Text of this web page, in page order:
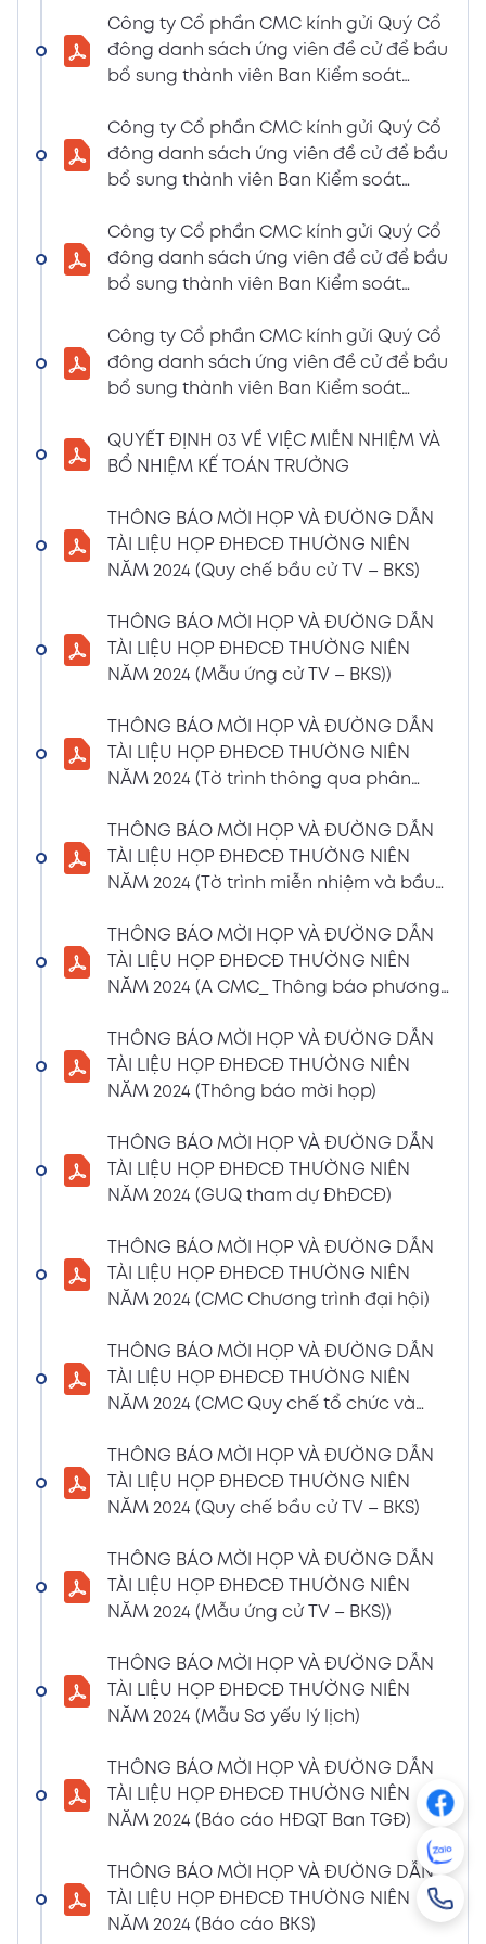
LIỆU HỌP ĐHĐCĐ THƯỜNG NIÊN NĂM 2024
(Tờ trình miễn nhiệm và bầu bổ sung TV –
6:07 PM
THÔNG BÁO MỜI HỌP VÀ ĐƯỜNG DẪN TÀI
LIỆU HỌP ĐHĐCĐ THƯỜNG NIÊN NĂM 2024
ứng cử TV – BKS)
02/04/2024
6:07 PM
LIỆU HỌP ĐHĐCĐ THƯỜNG NIÊN NĂM 2024
(The Biểu quyết)
Xem PDF
02/04/2024
THÔNG BÁO MỜI HỌP VÀ ĐƯỜNG DẪN TÀI
LIỆU HỌP ĐHĐCĐ THƯỜNG NIÊN NĂM 2024
(Phiếu Biểu quyết)
02/04/2024
6:07 PM
LIỆU HỌP ĐHĐCĐ THƯỜNG NIÊN NĂM 2024
(Phiếu Bầu bổ sung thành viên BKS)
Xem PDF
02/04/2024
THÔNG BÁO MỜI HỌP VÀ ĐƯỜNG DẪN TÀI
LIỆU HỌP ĐHĐCĐ THƯỜNG NIÊN NĂM 2024
(Dự thảo biên bản họp ĐHĐCĐ)
Xem PDF
6:07 PM
THÔNG BÁO MỜI HỌP VÀ ĐƯỜNG DẪN TÀI
LIỆU HỌP ĐHĐCĐ THƯỜNG NIÊN NĂM
01/04/2024
4:00 PM
CBTT về việc nhận được Đơn từ nhiệm vị trí
Thùy Giang và bà Nguyễn Hồng Oanh
04/03/2024
11:29 AM
hiện quyền tham dự ĐHĐCĐ thường niên
năm 2024
Xem PDF
30/01/2024
BÁO CÁO TÌNH HÌNH QUẢN TRỊ NĂM 2023
17/01/2024
Nghị quyết HĐQT số 02 về việc CMC thông
qua việc chốt ngày đăng ký cuối cùng để
thực hiện quyền nhận lãi Trái Phiếu
Xem PDF
NGHỊ QUYẾT SỐ 01/2024/NQ-HĐQT VỀ VIỆC
GÓP VỐN THÀNH LẬP CÔNG TY TNHH ĐẦU
08/01/2024
4:38 PM
CHỨNG NHẬN ĐĂNG KÝ HOẠT ĐỘNG CHI
NHÁNH MÃ SỐ 2600106523-002
Xem PDF
04/01/2024
CBTT VỀ QUYẾT ĐỊNH MIỄN NHIỆM PTGĐ
04/01/2024
CBTT VỀ QUYẾT ĐỊNH BỔ NHIỆM PTGĐ KHỐI
HỖ TRỢ
Xem PDF
18/12/2023
4:48 PM
Công ty Cổ phần CMC kính gửi Quý Cổ
đông danh sách ứng viên đề cử để bầu
bổ sung thành viên Ban Kiểm soát
Huyền)
Công ty Cổ phần CMC kính gửi Quý Cổ
đông danh sách ứng viên đề cử để bầu
bổ sung thành viên Ban Kiểm soát
Huyền)
Công ty Cổ phần CMC kính gửi Quý Cổ
đông danh sách ứng viên đề cử để bầu
bổ sung thành viên Ban Kiểm soát
Huyền)
Công ty Cổ phần CMC kính gửi Quý Cổ
đông danh sách ứng viên đề cử để bầu
bổ sung thành viên Ban Kiểm soát
Huyền)
QUYẾT ĐỊNH 03 VỀ VIỆC MIỄN NHIỆM VÀ
BỔ NHIỆM KẾ TOÁN TRƯỞNG
THÔNG BÁO MỜI HỌP VÀ ĐƯỜNG DẪN
TÀI LIỆU HỌP ĐHĐCĐ THƯỜNG NIÊN
NĂM 2024 (Quy chế bầu cử TV – BKS)
THÔNG BÁO MỜI HỌP VÀ ĐƯỜNG DẪN
TÀI LIỆU HỌP ĐHĐCĐ THƯỜNG NIÊN
NĂM 2024 (Mẫu ứng cử TV – BKS))
THÔNG BÁO MỜI HỌP VÀ ĐƯỜNG DẪN
TÀI LIỆU HỌP ĐHĐCĐ THƯỜNG NIÊN
NĂM 2024 (Tờ trình thông qua phân
BKS)
THÔNG BÁO MỜI HỌP VÀ ĐƯỜNG DẪN
TÀI LIỆU HỌP ĐHĐCĐ THƯỜNG NIÊN
NĂM 2024 (Tờ trình miễn nhiệm và bầu
THÔNG BÁO MỜI HỌP VÀ ĐƯỜNG DẪN
TÀI LIỆU HỌP ĐHĐCĐ THƯỜNG NIÊN
NĂM 2024 (A CMC_ Thông báo phương
THÔNG BÁO MỜI HỌP VÀ ĐƯỜNG DẪN
TÀI LIỆU HỌP ĐHĐCĐ THƯỜNG NIÊN
NĂM 2024 (Thông báo mời họp)
THÔNG BÁO MỜI HỌP VÀ ĐƯỜNG DẪN
TÀI LIỆU HỌP ĐHĐCĐ THƯỜNG NIÊN
NĂM 2024 (GUQ tham dự ĐhĐCĐ)
THÔNG BÁO MỜI HỌP VÀ ĐƯỜNG DẪN
TÀI LIỆU HỌP ĐHĐCĐ THƯỜNG NIÊN
NĂM 2024 (CMC Chương trình đại hội)
THÔNG BÁO MỜI HỌP VÀ ĐƯỜNG DẪN
TÀI LIỆU HỌP ĐHĐCĐ THƯỜNG NIÊN
NĂM 2024 (CMC Quy chế tổ chức và
THÔNG BÁO MỜI HỌP VÀ ĐƯỜNG DẪN
TÀI LIỆU HỌP ĐHĐCĐ THƯỜNG NIÊN
NĂM 2024 (Quy chế bầu cử TV – BKS)
THÔNG BÁO MỜI HỌP VÀ ĐƯỜNG DẪN
TÀI LIỆU HỌP ĐHĐCĐ THƯỜNG NIÊN
NĂM 2024 (Mẫu ứng cử TV – BKS))
THÔNG BÁO MỜI HỌP VÀ ĐƯỜNG DẪN
TÀI LIỆU HỌP ĐHĐCĐ THƯỜNG NIÊN
NĂM 2024 (Mẫu Sơ yếu lý lịch)
THÔNG BÁO MỜI HỌP VÀ ĐƯỜNG DẪN
TÀI LIỆU HỌP ĐHĐCĐ THƯỜNG NIÊN
NĂM 2024 (Báo cáo HĐQT Ban TGĐ)
THÔNG BÁO MỜI HỌP VÀ ĐƯỜNG DẪN
TÀI LIỆU HỌP ĐHĐCĐ THƯỜNG NIÊN
NĂM 2024 (Báo cáo BKS)